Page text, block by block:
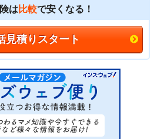
は比較で安くなる！
見積りスタート